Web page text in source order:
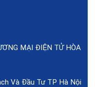
MẠI ĐIỆN TỬ HÒA
Và Đầu Tư TP Hà Nội